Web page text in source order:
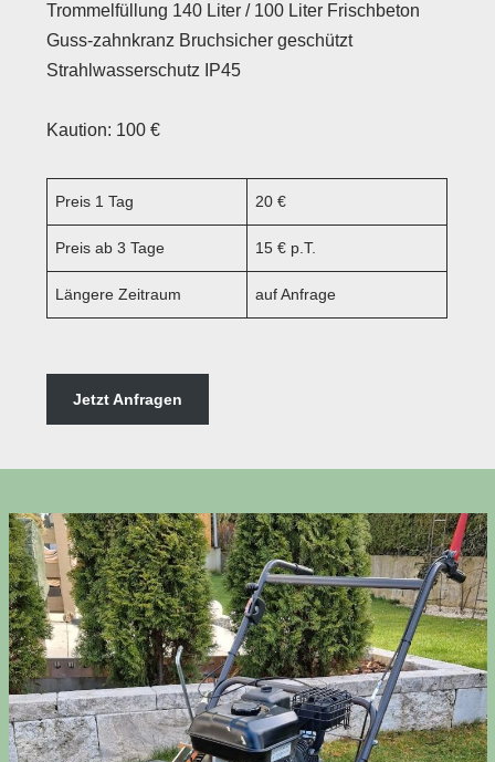
Trommelfüllung 140 Liter / 100 Liter Frischbeton
Guss-zahnkranz Bruchsicher geschützt
Strahlwasserschutz IP45
Kaution: 100 €
Preis 1 Tag 20 €
Preis ab 3 Tage 15 € p.T.
Längere Zeitraum auf Anfrage
Jetzt Anfragen